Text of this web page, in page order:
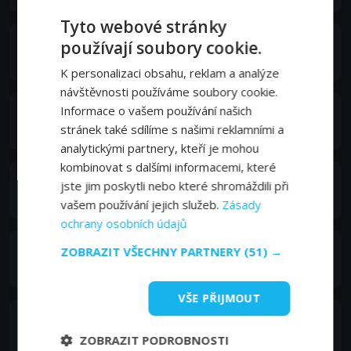
Cat Tomeny
Allison Danton
David A. Prior
Man in Van
Zack Carlson
Steven
Suki-Rose Otter
Frankie
Tyto webové stránky
používají soubory cookie.
K personalizaci obsahu, reklam a analýze
návštěvnosti používáme soubory cookie.
Informace o vašem používání našich
stránek také sdílíme s našimi reklamními a
analytickými partnery, kteří je mohou
kombinovat s dalšími informacemi, které
jste jim poskytli nebo které shromáždili při
vašem používání jejich služeb. Zásady
ochrany osobních údajů
ZOBRAZIT VŠECHNY PARTNERY (51) →
VŠE PŘIJMOUT
ZOBRAZIT PODROBNOSTI